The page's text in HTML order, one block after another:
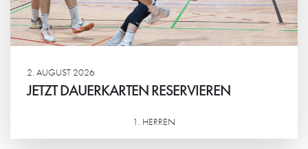
2. AUGUST 2026
JETZT DAUERKARTEN RESERVIEREN
1. HERREN